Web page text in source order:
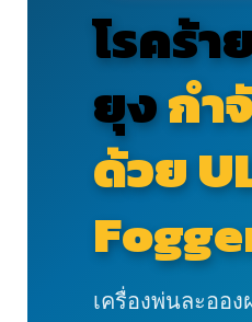
โรคร้า
ยุงกำ
ด้วย
เครื่องพ่นละออง